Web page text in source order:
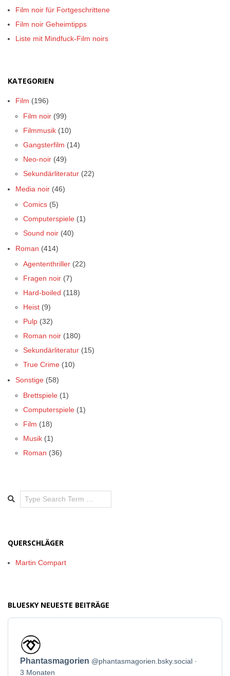
Film noir für Fortgeschrittene
Film noir Geheimtipps
Liste mit Mindfuck-Film noirs
KATEGORIEN
Film (196)
Film noir (99)
Filmmusik (10)
Gangsterfilm (14)
Neo-noir (49)
Sekundärliteratur (22)
Media noir (46)
Comics (5)
Computerspiele (1)
Sound noir (40)
Roman (414)
Agententhriller (22)
Fragen noir (7)
Hard-boiled (118)
Heist (9)
Pulp (32)
Roman noir (180)
Sekundärliteratur (15)
True Crime (10)
Sonstige (58)
Brettspiele (1)
Computerspiele (1)
Film (18)
Musik (1)
Roman (36)
Search
QUERSCHLÄGER
Martin Compart
BLUESKY NEUESTE BEITRÄGE
Beitrag
von
Phantasmagorien
auf
Bluesky
Phantasmagorien @phantasmagorien.bsky.social
3 Monaten